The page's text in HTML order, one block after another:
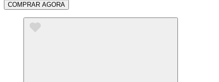
COMPRAR AGORA